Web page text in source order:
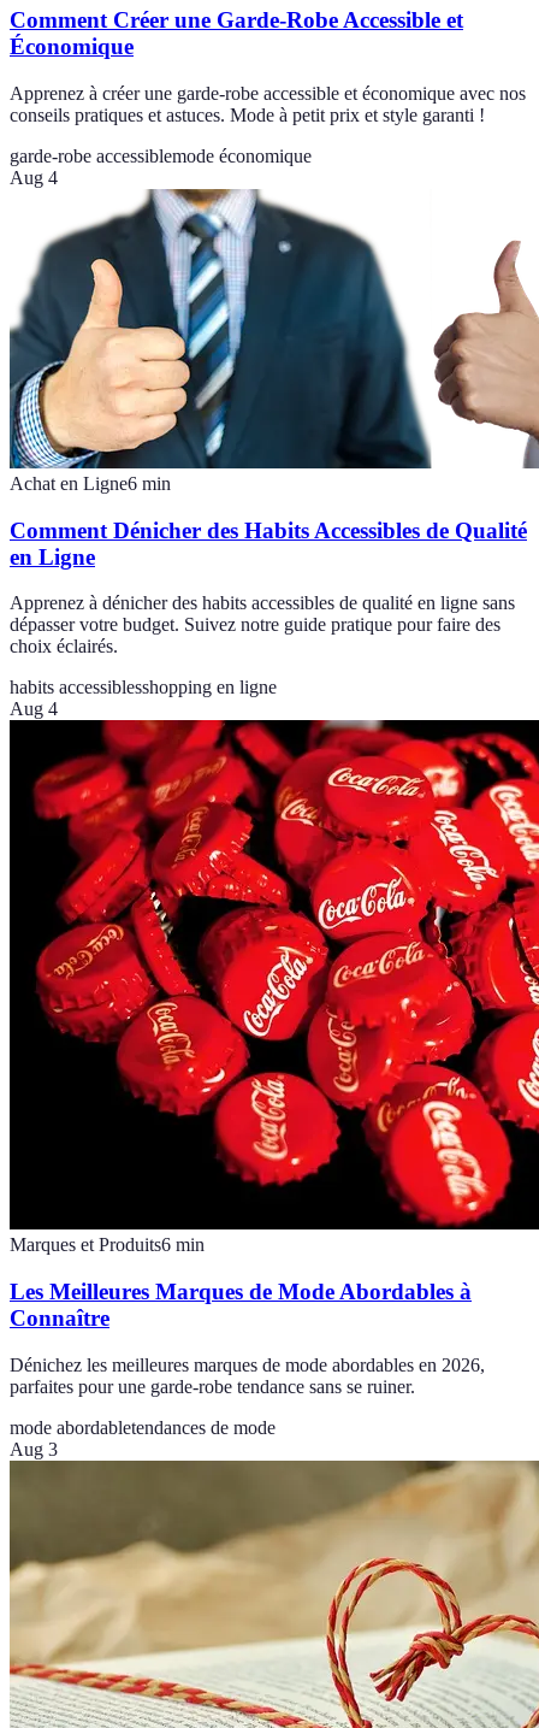
Comment Créer une Garde-Robe Accessible et
Économique
Apprenez à créer une garde-robe accessible et économique avec nos
conseils pratiques et astuces. Mode à petit prix et style garanti !
garde-robe accessiblemode économique
Aug 4
Achat en Ligne6 min
Comment Dénicher des Habits Accessibles de Qualité
en Ligne
Apprenez à dénicher des habits accessibles de qualité en ligne sans
dépasser votre budget. Suivez notre guide pratique pour faire des
choix éclairés.
habits accessiblesshopping en ligne
Aug 4
Marques et Produits6 min
Les Meilleures Marques de Mode Abordables à
Connaître
Dénichez les meilleures marques de mode abordables en 2026,
parfaites pour une garde-robe tendance sans se ruiner.
mode abordabletendances de mode
Aug 3